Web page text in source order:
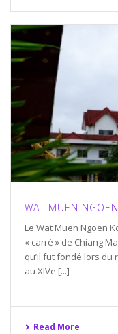
WAT MUEN
Le Wat Muen Ngoen
« carré » de Chiang
qu’il fut fondé lors du
au XIVe [...]
Read More